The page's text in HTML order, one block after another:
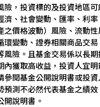
險，投資標的及投資地區
濟、社會變動、匯率、利
之價格波動）風險、流動性
環變動、證券相關商品交
風險。且基金交易係以長
內獲取高收益，投資人宜
參閱基金公開說明書或投
預測不必然代表基金之績
開說明書。